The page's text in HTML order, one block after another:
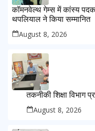
कॉमनवेल्थ गेम्स में कांस्य पदक
थपलियाल ने किया सम्मानित
August 8, 2026
तकनीकी शिक्षा विभाग
August 8, 2026